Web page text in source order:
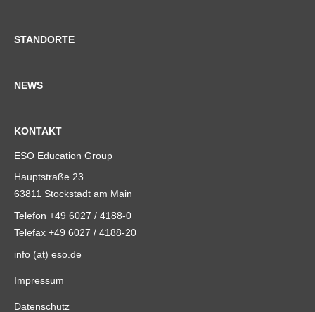
STANDORTE
NEWS
KONTAKT
ESO Education Group
Hauptstraße 23
63811 Stockstadt am Main
Telefon +49 6027 / 4188-0
Telefax +49 6027 / 4188-20
info (at) eso.de
Impressum
Datenschutz